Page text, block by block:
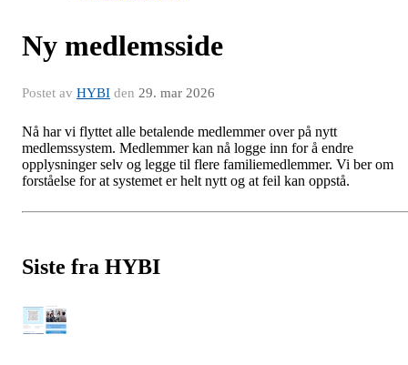
Ny medlemsside
Postet av HYBI den 29. mar 2026
Nå har vi flyttet alle betalende medlemmer over på nytt
medlemssystem. Medlemmer kan nå logge inn for å endre
opplysninger selv og legge til flere familiemedlemmer. Vi ber om
forståelse for at systemet er helt nytt og at feil kan oppstå.
Siste fra HYBI